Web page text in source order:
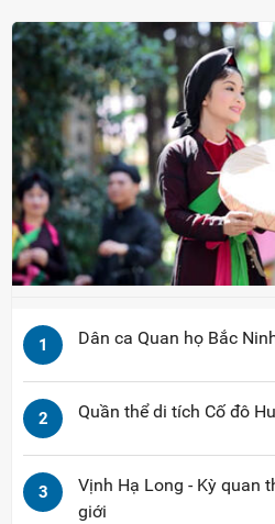
1 Dân ca Quan họ Bắc
2 Quần thể di tích Cố đô
3
Vịnh Hạ Long - Kỳ quan
giới